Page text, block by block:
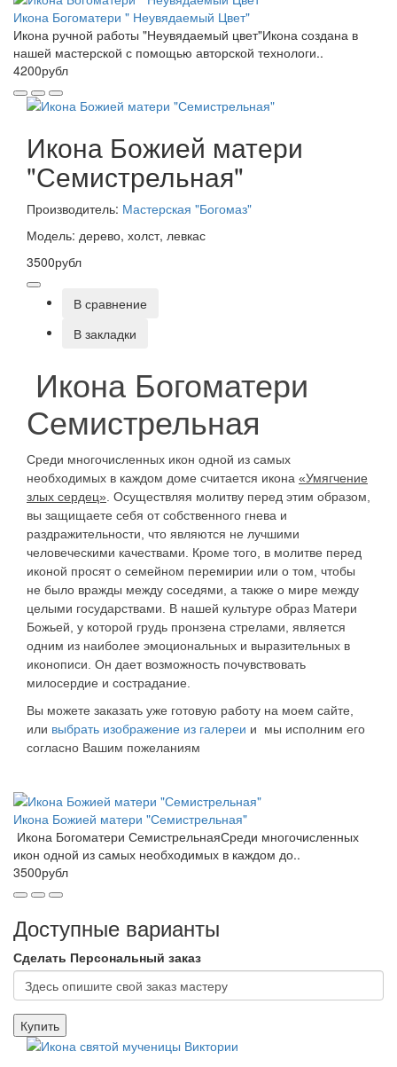
Икона Богоматери " Неувядаемый Цвет"
Икона ручной работы "Неувядаемый цвет"Икона создана в
нашей мастерской с помощью авторской технологи..
4200рубл
Икона Божией матери
"Семистрельная"
Производитель: Мастерская "Богомаз"
Модель: дерево, холст, левкас
3500рубл
В сравнение
В закладки
Икона Богоматери
Семистрельная
Среди многочисленных икон одной из самых
необходимых в каждом доме считается икона «Умягчение
злых сердец». Осуществляя молитву перед этим образом,
вы защищаете себя от собственного гнева и
раздражительности, что являются не лучшими
человеческими качествами. Кроме того, в молитве перед
иконой просят о семейном перемирии или о том, чтобы
не было вражды между соседями, а также о мире между
целыми государствами. В нашей культуре образ Матери
Божьей, у которой грудь пронзена стрелами, является
одним из наиболее эмоциональных и выразительных в
иконописи. Он дает возможность почувствовать
милосердие и сострадание.
Вы можете заказать уже готовую работу на моем сайте,
или выбрать изображение из галереи и мы исполним его
согласно Вашим пожеланиям
Икона Божией матери "Семистрельная"
Икона Богоматери СемистрельнаяСреди многочисленных
икон одной из самых необходимых в каждом до..
3500рубл
Доступные варианты
Сделать Персональный заказ
Купить